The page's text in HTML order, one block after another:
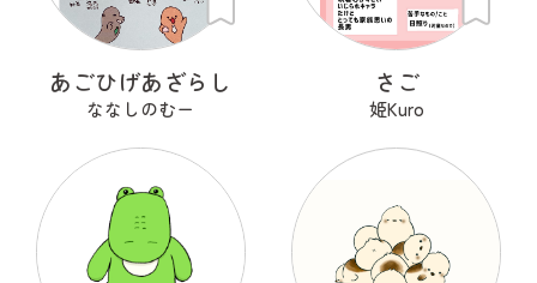
あごひげあざらし
ななしのむー
さご
姫Kuro